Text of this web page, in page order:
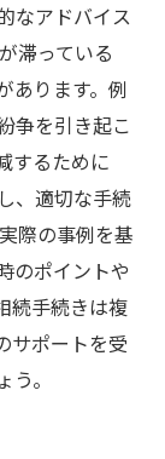
なアドバイス
滞っている
あります。例
争を引き起こ
するために
、適切な手続
際の事例を基
のポイントや
続手続きは複
サポートを受
。